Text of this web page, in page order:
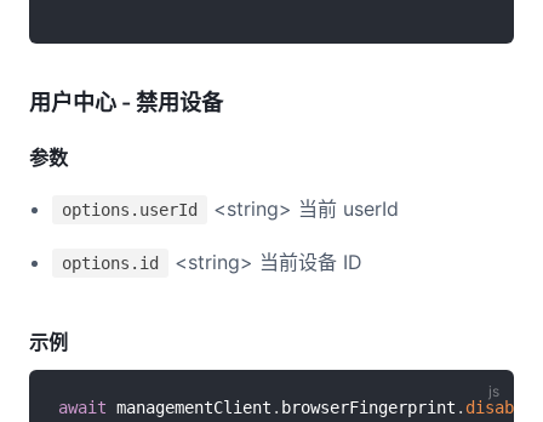
用户中心 - 禁用设备
参数
options.userId <string> 当前 userId
options.id <string> 当前设备 ID
示例
await managementClient . browserFingerprint .